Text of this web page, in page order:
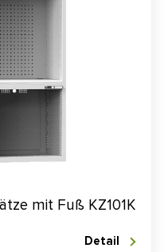
mit Fuß KZ101K
Detail